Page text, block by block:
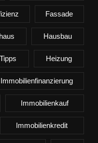
Fassade
Hausbau
Heizung
Immobilienfinanzierung
Immobilienkauf
Immobilienkredit